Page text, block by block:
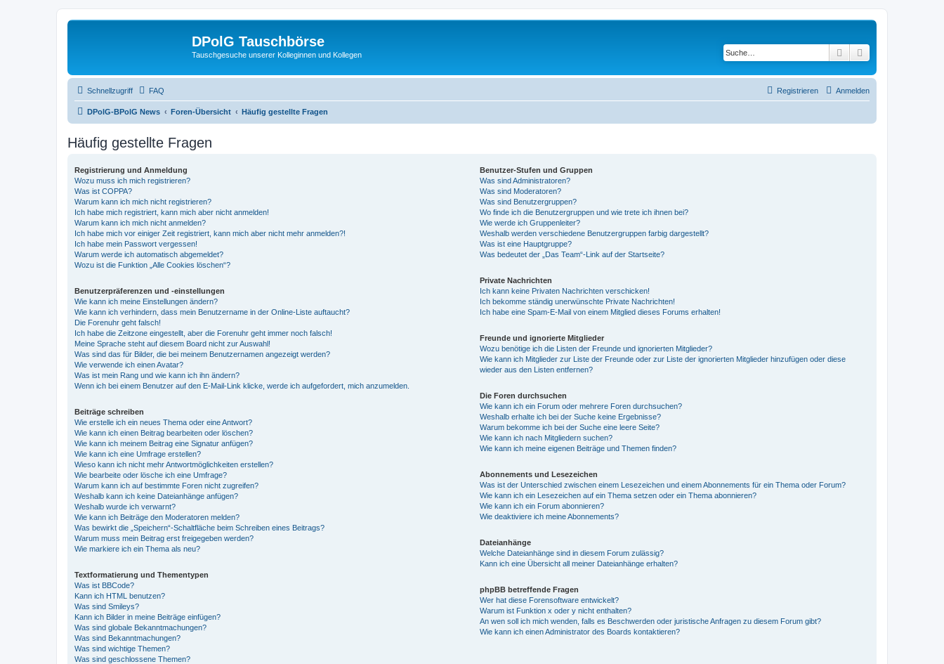
DPolG Tauschbörse
Tauschgesuche unserer Kolleginnen und Kollegen Suche
Schnellzugriff FAQ Anmelden
Registrieren
DPolG-BPolG News Foren-Übersicht Häufig gestellte Fragen
Häufig gestellte Fragen
Registrierung und Anmeldung
Wozu muss ich mich registrieren?
Was ist COPPA?
Warum kann ich mich nicht registrieren?
Ich habe mich registriert, kann mich aber nicht anmelden!
Warum kann ich mich nicht anmelden?
Ich habe mich vor einiger Zeit registriert, kann mich aber nicht mehr anmelden?!
Ich habe mein Passwort vergessen!
Warum werde ich automatisch abgemeldet?
Wozu ist die Funktion „Alle Cookies löschen“?
Benutzerpräferenzen und -einstellungen
Wie kann ich meine Einstellungen ändern?
Wie kann ich verhindern, dass mein Benutzername in der Online-Liste auftaucht?
Die Forenuhr geht falsch!
Ich habe die Zeitzone eingestellt, aber die Forenuhr geht immer noch falsch!
Meine Sprache steht auf diesem Board nicht zur Auswahl!
Was sind das für Bilder, die bei meinem Benutzernamen angezeigt werden?
Wie verwende ich einen Avatar?
Was ist mein Rang und wie kann ich ihn ändern?
Wenn ich bei einem Benutzer auf den E-Mail-Link klicke, werde ich aufgefordert, mich anzumelden.
Beiträge schreiben
Wie erstelle ich ein neues Thema oder eine Antwort?
Wie kann ich einen Beitrag bearbeiten oder löschen?
Wie kann ich meinem Beitrag eine Signatur anfügen?
Wie kann ich eine Umfrage erstellen?
Wieso kann ich nicht mehr Antwortmöglichkeiten erstellen?
Wie bearbeite oder lösche ich eine Umfrage?
Warum kann ich auf bestimmte Foren nicht zugreifen?
Weshalb kann ich keine Dateianhänge anfügen?
Weshalb wurde ich verwarnt?
Wie kann ich Beiträge den Moderatoren melden?
Was bewirkt die „Speichern“-Schaltfläche beim Schreiben eines Beitrags?
Warum muss mein Beitrag erst freigegeben werden?
Wie markiere ich ein Thema als neu?
Textformatierung und Thementypen
Was ist BBCode?
Kann ich HTML benutzen?
Was sind Smileys?
Kann ich Bilder in meine Beiträge einfügen?
Was sind globale Bekanntmachungen?
Was sind Bekanntmachungen?
Was sind wichtige Themen?
Was sind geschlossene Themen?
Benutzer-Stufen und Gruppen
Was sind Administratoren?
Was sind Moderatoren?
Was sind Benutzergruppen?
Wo finde ich die Benutzergruppen und wie trete ich ihnen bei?
Wie werde ich Gruppenleiter?
Weshalb werden verschiedene Benutzergruppen farbig dargestellt?
Was ist eine Hauptgruppe?
Was bedeutet der „Das Team“-Link auf der Startseite?
Private Nachrichten
Ich kann keine Privaten Nachrichten verschicken!
Ich bekomme ständig unerwünschte Private Nachrichten!
Ich habe eine Spam-E-Mail von einem Mitglied dieses Forums erhalten!
Freunde und ignorierte Mitglieder
Wozu benötige ich die Listen der Freunde und ignorierten Mitglieder?
Wie kann ich Mitglieder zur Liste der Freunde oder zur Liste der ignorierten Mitglieder hinzufügen oder diese
wieder aus den Listen entfernen?
Die Foren durchsuchen
Wie kann ich ein Forum oder mehrere Foren durchsuchen?
Weshalb erhalte ich bei der Suche keine Ergebnisse?
Warum bekomme ich bei der Suche eine leere Seite?
Wie kann ich nach Mitgliedern suchen?
Wie kann ich meine eigenen Beiträge und Themen finden?
Abonnements und Lesezeichen
Was ist der Unterschied zwischen einem Lesezeichen und einem Abonnements für ein Thema oder Forum?
Wie kann ich ein Lesezeichen auf ein Thema setzen oder ein Thema abonnieren?
Wie kann ich ein Forum abonnieren?
Wie deaktiviere ich meine Abonnements?
Dateianhänge
Welche Dateianhänge sind in diesem Forum zulässig?
Kann ich eine Übersicht all meiner Dateianhänge erhalten?
phpBB betreffende Fragen
Wer hat diese Forensoftware entwickelt?
Warum ist Funktion x oder y nicht enthalten?
An wen soll ich mich wenden, falls es Beschwerden oder juristische Anfragen zu diesem Forum gibt?
Wie kann ich einen Administrator des Boards kontaktieren?